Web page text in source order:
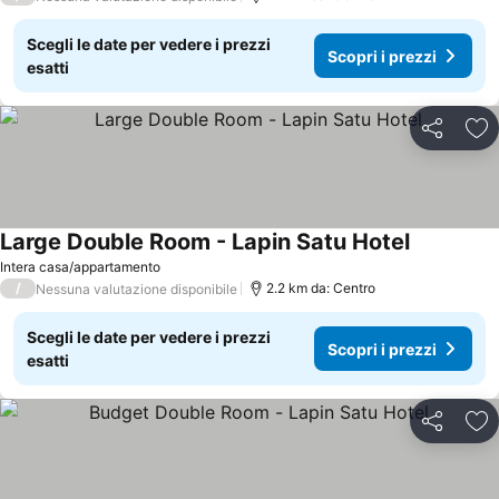
Scegli le date per vedere i prezzi
esatti
Scopri i prezzi
Condividi
Intera casa/appartamento
Large Double Room - Lapin Satu HotelScopri i
/ Nessuna valutazione disponibile 2.2 km da: Centro
Scegli le date per vedere i prezzi
esatti
Scopri i prezzi
Condividi